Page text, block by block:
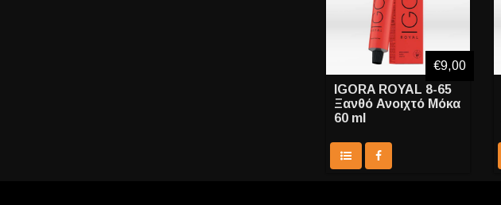
IGORA ROYAL 8-65
Ξανθό Ανοιχτό Μόκα
60 ml
€9,00